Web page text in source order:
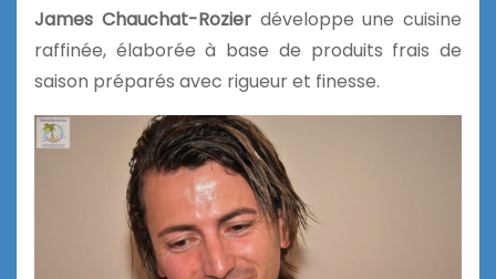
James Chauchat-Rozier développe une cuisine
raffinée, élaborée à base de produits frais de
saison préparés avec rigueur et finesse.